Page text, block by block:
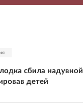
сбила надувной
детей